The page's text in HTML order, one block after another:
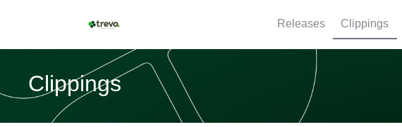
Releases Clippings
Clippings